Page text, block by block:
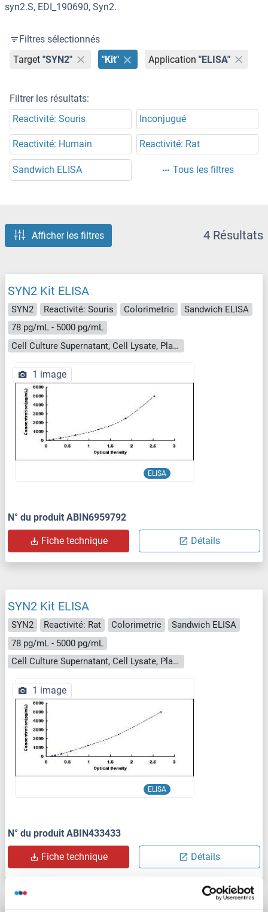
syn2.S, EDI_190690, Syn2.
Filtres sélectionnés
Target "SYN2" "Kit" Application "ELISA"
Filtrer les résultats:
Reactivité: Souris
Inconjugué
Reactivité: Humain Reactivité: Rat
Sandwich ELISA Tous les filtres
Afficher les filtres 4 Résultats
SYN2 Kit ELISA
SYN2 Reactivité: Souris Colorimetric
Sandwich ELISA
78 pg/mL - 5000 pg/mL
Cell Culture Supernatant, Cell Lysate, Plasma, Serum, Tissue Homogenate
ELISA
1 image
N° du produit ABIN6959792
Fiche technique Détails
SYN2 Kit ELISA
SYN2 Reactivité: Rat Colorimetric
Sandwich ELISA
78 pg/mL - 5000 pg/mL
Cell Culture Supernatant, Cell Lysate, Plasma, Serum, Tissue Homogenate
ELISA
1 image
N° du produit ABIN433433
Fiche technique Détails